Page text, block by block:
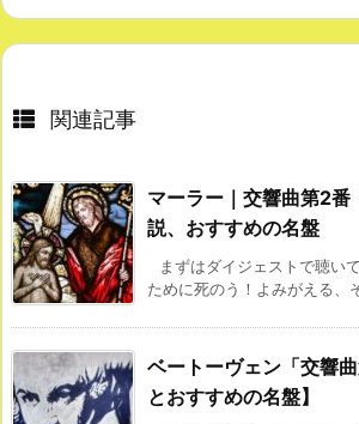
関連記事
マーラー｜交響曲第2番
説、おすすめの名盤
まずはダイジェストで聴い
ために死のう！よみがえる、
ベートーヴェン「交響
とおすすめの名盤】